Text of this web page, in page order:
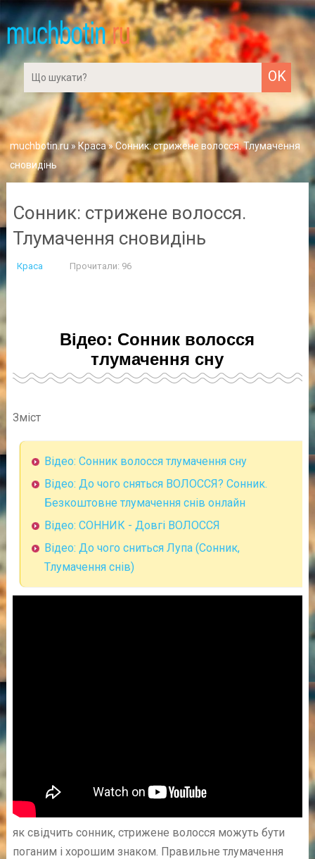
muchbotin.ru»Краса» Сонник: стрижене волосся. Тлумачення
сновидінь
Сонник: стрижене волосся.
Тлумачення сновидінь
Краса Прочитали: 96
Відео: Сонник волосся
тлумачення сну
Зміст
Відео: Сонник волосся тлумачення сну
Відео: До чого сняться ВОЛОССЯ? Сонник.
Безкоштовне тлумачення снів онлайн
Відео: СОННИК - Довгі ВОЛОССЯ
Відео: До чого сниться Лупа (Сонник,
Тлумачення снів)
як свідчить сонник, стрижене волосся можуть бути
поганим і хорошим знаком. Правильне тлумачення